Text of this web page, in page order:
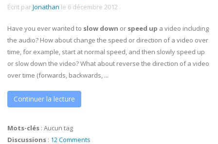
Écrit parJonathan le 6 décembre 2012 .
Have you ever wanted to slow down or speed up a video including
the audio? How about change the speed or direction of a video over
time, for example, start at normal speed, and then slowly speed up
or slow down the video? What about reverse the direction of a video
over time (forwards, backwards, ...
Continuer la lecture
Mots-clés : Aucun tag
Discussions : 12 Comments